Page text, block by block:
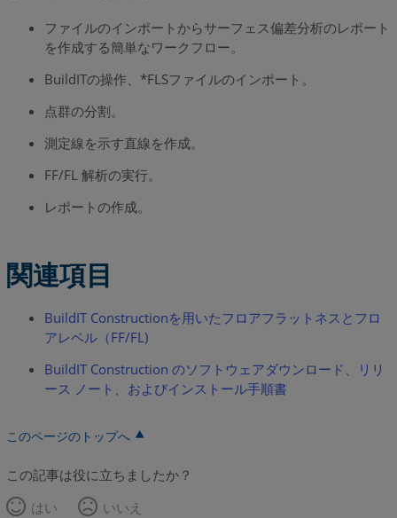
ファイルのインポートからサーフェス偏差分析のレポート
を作成する簡単なワークフロー。
BuildITの操作、*FLSファイルのインポート。
点群の分割。
測定線を示す直線を作成。
FF/FL 解析の実行。
レポートの作成。
関連項目
BuildIT Constructionを用いたフロアフラットネスとフロ
アレベル（FF/FL)
BuildIT Construction のソフトウェアダウンロード、リリ
ース ノート、およびインストール手順書
このページのトップへ
この記事は役に立ちましたか？
はい
いいえ